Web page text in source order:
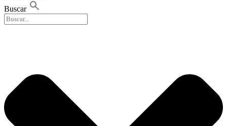
Buscar